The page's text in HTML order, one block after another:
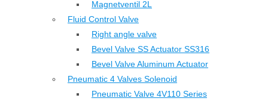
Magnetventil 2L
Fluid Control Valve
Right angle valve
Bevel Valve SS Actuator SS316
Bevel Valve Aluminum Actuator
Pneumatic 4 Valves Solenoid
Pneumatic Valve 4V110 Series